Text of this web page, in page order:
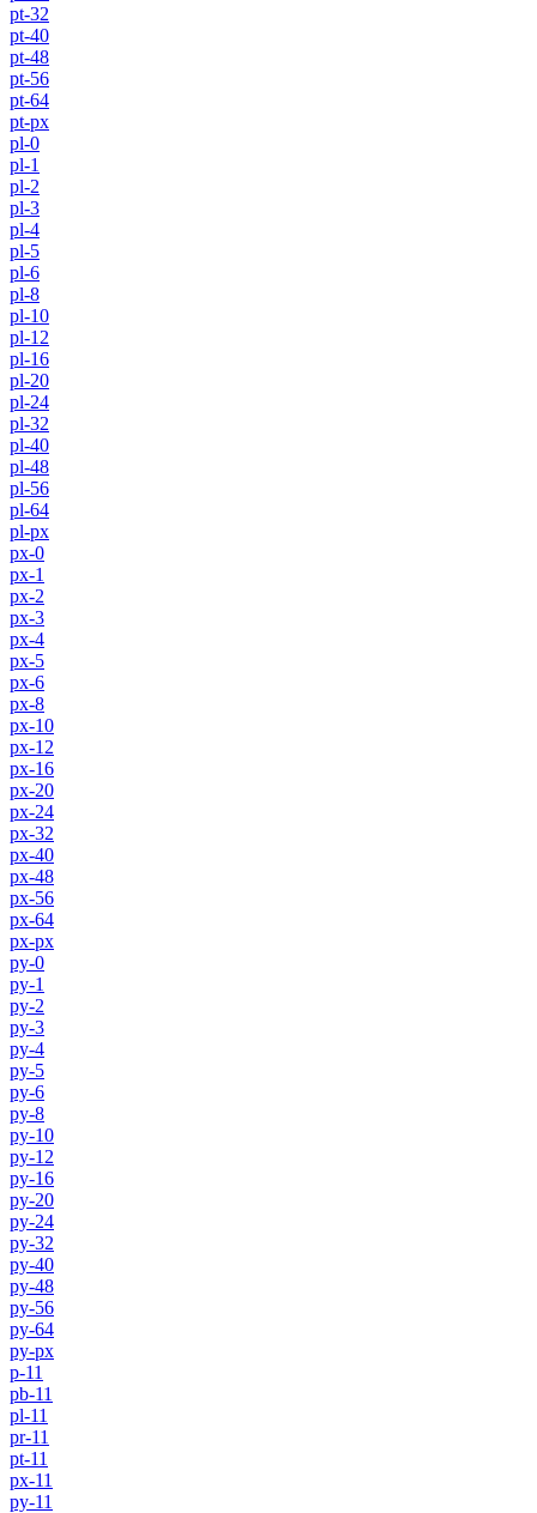
pt-32
pt-40
pt-48
pt-56
pt-64
pt-px
pl-0
pl-1
pl-2
pl-3
pl-4
pl-5
pl-6
pl-8
pl-10
pl-12
pl-16
pl-20
pl-24
pl-32
pl-40
pl-48
pl-56
pl-64
pl-px
px-0
px-1
px-2
px-3
px-4
px-5
px-6
px-8
px-10
px-12
px-16
px-20
px-24
px-32
px-40
px-48
px-56
px-64
px-px
py-0
py-1
py-2
py-3
py-4
py-5
py-6
py-8
py-10
py-12
py-16
py-20
py-24
py-32
py-40
py-48
py-56
py-64
py-px
p-11
pb-11
pl-11
pr-11
pt-11
px-11
py-11